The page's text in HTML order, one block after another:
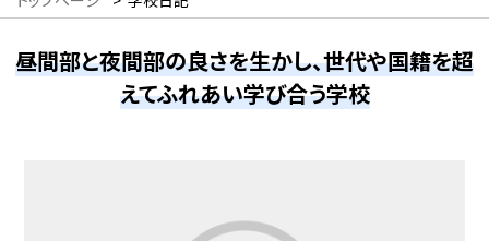
昼間部と夜間部の良さを生かし、世代や国籍を超
えてふれあい学び合う学校